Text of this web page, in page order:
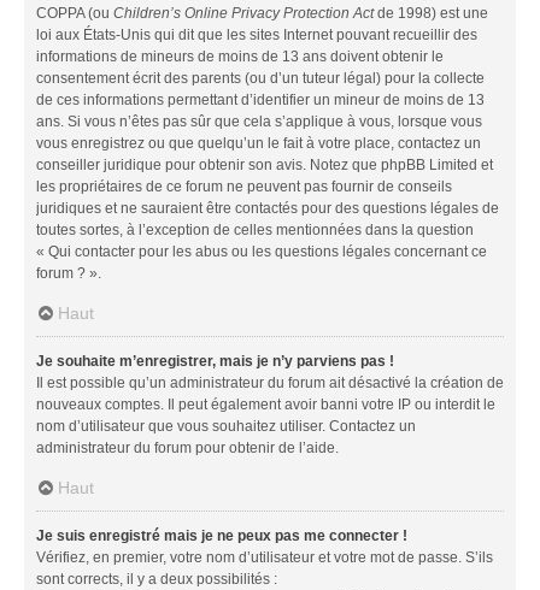
COPPA (ou Children’s Online Privacy Protection Actde 1998) est une
loi aux États-Unis qui dit que les sites Internet pouvant recueillir des
informations de mineurs de moins de 13 ans doivent obtenir le
consentement écrit des parents (ou d’un tuteur légal) pour la collecte
de ces informations permettant d’identifier un mineur de moins de 13
ans. Si vous n’êtes pas sûr que cela s’applique à vous, lorsque vous
vous enregistrez ou que quelqu’un le fait à votre place, contactez un
conseiller juridique pour obtenir son avis. Notez que phpBB Limited et
les propriétaires de ce forum ne peuvent pas fournir de conseils
juridiques et ne sauraient être contactés pour des questions légales de
toutes sortes, à l’exception de celles mentionnées dans la question
« Qui contacter pour les abus ou les questions légales concernant ce
forum ? ».
Haut
Je souhaite m’enregistrer, mais je n’y parviens pas !
Il est possible qu’un administrateur du forum ait désactivé la création de
nouveaux comptes. Il peut également avoir banni votre IP ou interdit le
nom d’utilisateur que vous souhaitez utiliser. Contactez un
administrateur du forum pour obtenir de l’aide.
Haut
Je suis enregistré mais je ne peux pas me connecter !
Vérifiez, en premier, votre nom d’utilisateur et votre mot de passe. S’ils
sont corrects, il y a deux possibilités :